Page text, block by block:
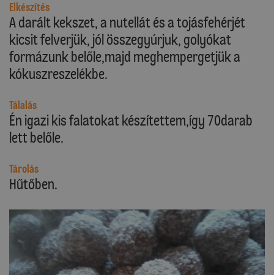
Elkészítés
A darált kekszet, a nutellát és a tojásfehérjét
kicsit felverjük, jól összegyúrjuk, golyókat
formázunk belőle,majd meghempergetjük a
kókuszreszelékbe.
Tálalás
Én igazi kis falatokat készítettem,így 70darab
lett belőle.
Tárolás
Hűtőben.